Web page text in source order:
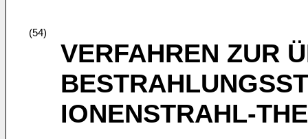
(54)
VERFAHREN ZUR
IONENSTRAHL-